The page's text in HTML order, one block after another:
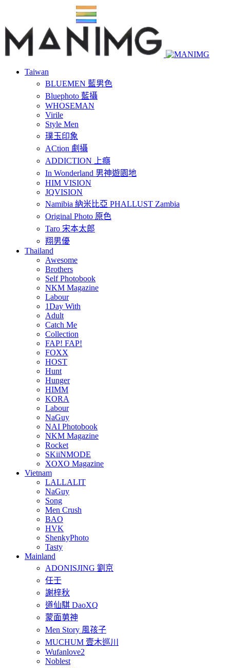
Taiwan
BLUEMEN 藍男色
Bluephoto 藍攝
WHOSEMAN
Virile
Style Men
璞玉印象
ACtion 劇攝
ADDICTION 上癮
In Wonderland 男神遊園地
HIM VISION
JQVISION
Namibia 納米比亞 PHALLUST Zambia
Original Photo 原色
Taro 宋本太郎
翔男優
Thailand
Awesome
Brothers
Self Photobook
NKM Magazine
Labour
1Day With
Adult
Catch Me
Collection
FAP! FAP!
FOXX
HOST
Hunt
Hunger
HIMM
KORA
Labour
NaGuy
NAI Photobook
NKM Magazine
Rocket
SKiiNMODE
XOXO Magazine
Vietnam
LALLALIT
NaGuy
Song
Men Crush
BAO
HVK
ShenkyPhoto
Tasty
Mainland
ADONISJING 劉京
任壬
謝梓秋
道仙騏 DaoXQ
蒙面莮神
Men Story 風孩子
MUCHUM 壹木巡川
Wufanlove2
Noblest